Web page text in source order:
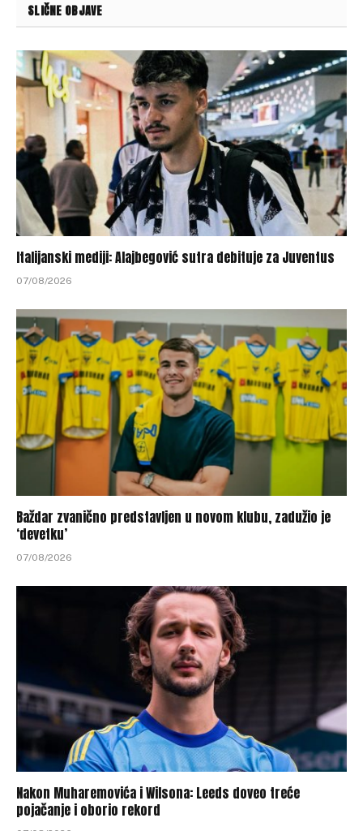
SLIČNE OBJAVE
Italijanski mediji: Alajbegović sutra debituje za Juventus
07/08/2026
Baždar zvanično predstavljen u novom klubu, zadužio je
‘devetku’
07/08/2026
Nakon Muharemovića i Wilsona: Leeds doveo treće
pojačanje i oborio rekord